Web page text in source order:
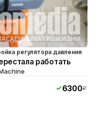
регулятора давления
работать
6300₽